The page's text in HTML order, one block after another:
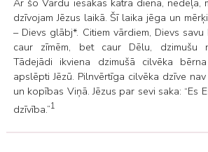
dzīvojam Jēzus laikā. Šī laika jēga un
– Dievs glābj*. Citiem vārdiem, Dievs
caur zīmēm, bet caur Dēlu, dzimušu
Tādejādi ikviena dzimušā cilvēka
apslēpti Jēzū. Pilnvērtīga cilvēka dzīve
un kopības Viņā. Jēzus par sevi saka: “Es
dzīvība.”1